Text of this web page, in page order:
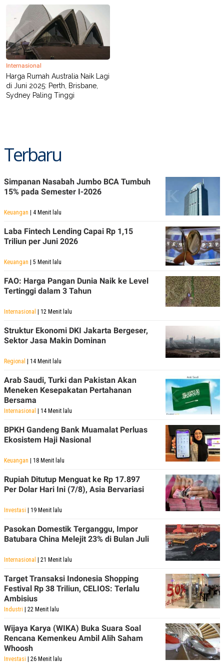
Internasional
Harga Rumah Australia Naik Lagi
di Juni 2025: Perth, Brisbane,
Sydney Paling Tinggi
Terbaru
Simpanan Nasabah Jumbo BCA Tumbuh
15% pada Semester I-2026
Keuangan | 4 Menit lalu
Laba Fintech Lending Capai Rp 1,15
Triliun per Juni 2026
Keuangan | 5 Menit lalu
FAO: Harga Pangan Dunia Naik ke Level
Tertinggi dalam 3 Tahun
Internasional | 12 Menit lalu
Struktur Ekonomi DKI Jakarta Bergeser,
Sektor Jasa Makin Dominan
Regional | 14 Menit lalu
Arab Saudi, Turki dan Pakistan Akan
Meneken Kesepakatan Pertahanan
Bersama
Internasional | 14 Menit lalu
BPKH Gandeng Bank Muamalat Perluas
Ekosistem Haji Nasional
Keuangan | 18 Menit lalu
Rupiah Ditutup Menguat ke Rp 17.897
Per Dolar Hari Ini (7/8), Asia Bervariasi
Investasi | 19 Menit lalu
Pasokan Domestik Terganggu, Impor
Batubara China Melejit 23% di Bulan Juli
Internasional | 21 Menit lalu
Target Transaksi Indonesia Shopping
Festival Rp 38 Triliun, CELIOS: Terlalu
Ambisius
Industri | 22 Menit lalu
Wijaya Karya (WIKA) Buka Suara Soal
Rencana Kemenkeu Ambil Alih Saham
Whoosh
Investasi | 26 Menit lalu